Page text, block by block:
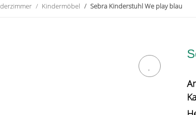
Kindermöbel Sebra Kinderstuhl We play blau